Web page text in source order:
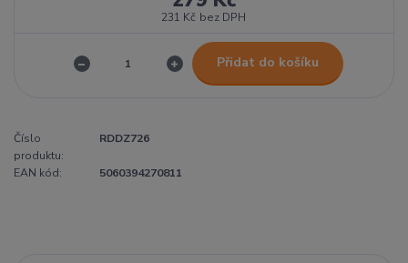
231 Kč bez DPH
Přidat do košíku
Číslo
produktu:
RDDZ726
EAN kód: 5060394270811